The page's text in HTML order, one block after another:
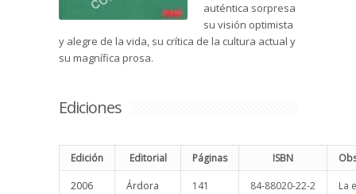
auténtica sorpresa
su visión optimista
y alegre de la vida, su crítica de la cultura actual y
su magnífica prosa.
Ediciones
Edición Editorial Páginas ISBN
2006
Árdora
141 84-88020-22-2
La